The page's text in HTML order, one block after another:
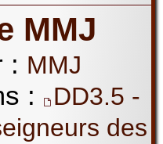
MMJ
: MMJ
:
DD3.5 -
des